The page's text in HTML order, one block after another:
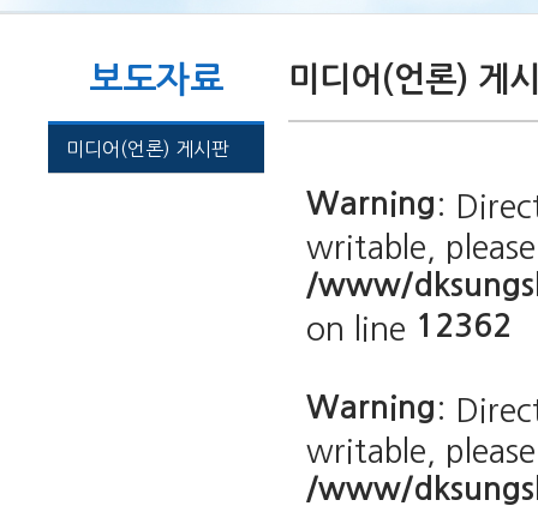
보도자료
미디어(언론) 게시판
미디어(언론) 게
Warning:
writable,
/www/
on line 12362
Warning:
writable,
/www/